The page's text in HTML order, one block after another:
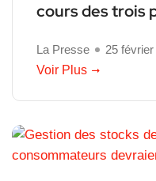
cours des trois
La Presse
25
Voir Plus